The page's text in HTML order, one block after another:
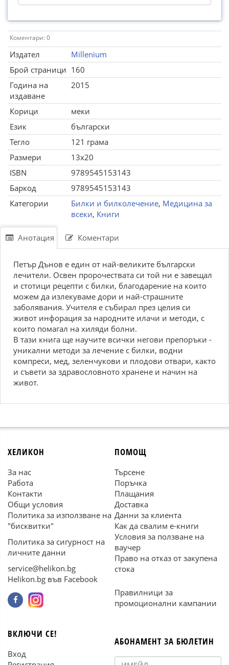
Коментари: 0
Издател
Millenium
Брой страници 160
Година на
издаване
2015
Корици
меки
Език
български
Тегло
121 грама
Размери
13x20
ISBN
9789545153143
Баркод
9789545153143
Категории
Билки и билколечение, Медицина за
всеки, Книги
Анотация Коментари
Петър Дънов е един от най-великите български
лечители. Освен пророчествата си той ни е завещал
и стотици рецепти с билки, благодарение на които
можем да излекуваме дори и най-страшните
заболявания. Учителя е събирал през целия си
живот инфорация за народните илачи и методи, с
които помагал на хиляди болни.
В тази книга ще научите всички негови препоръки -
уникални методи за лечение с билки, водни
компреси, мед, зеленчукови и плодови отвари, както
и съвети за здравословното хранене и начин на
живот.
ХЕЛИКОН
За нас
Работа
Контакти
Общи условия
Политика за използване на
"бисквитки"
Политика за сигурност на
личните данни
service@helikon.bg
Helikon.bg във Facebook
ПОМОЩ
Търсене
Поръчка
Плащания
Доставка
Данни за клиента
Как да свалим е-книги
Условия за ползване на
ваучер
Право на отказ от закупена
стока
Правилници за
промоционални кампании
ВКЛЮЧИ СЕ!
Вход
АБОНАМЕНТ ЗА БЮЛЕТИН